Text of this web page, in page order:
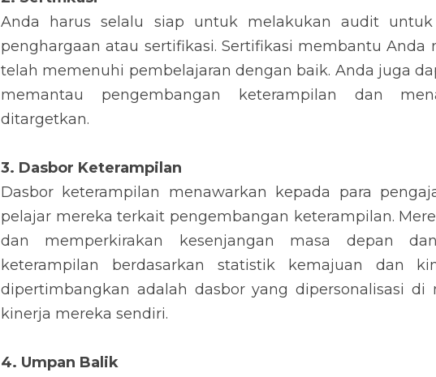
Anda harus selalu siap untuk melakukan audit
penghargaan atau sertifikasi. Sertifikasi membantu
telah memenuhi pembelajaran dengan baik. Anda juga
memantau pengembangan keterampilan dan
ditargetkan.
3. Dasbor Keterampilan
Dasbor keterampilan menawarkan kepada para
pelajar mereka terkait pengembangan keterampilan.
dan memperkirakan kesenjangan masa depan
keterampilan berdasarkan statistik kemajuan dan
dipertimbangkan adalah dasbor yang dipersonalisasi
kinerja mereka sendiri.
4. Umpan Balik